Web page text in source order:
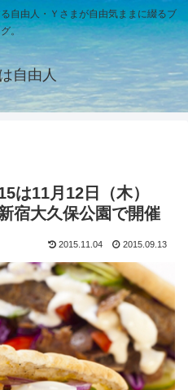
自由人・Ｙさまが自由気ままに綴るブ
。
自由人
は11月12日（木）
宿大久保公園で開催
2015.11.04 2015.09.13